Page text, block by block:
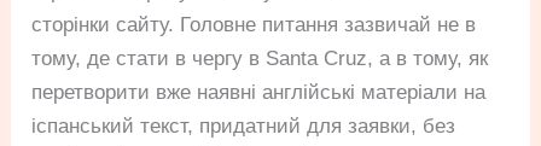
сторінки сайту. Головне питання зазвичай не в
тому, де стати в чергу в Santa Cruz, а в тому, як
перетворити вже наявні англійські матеріали на
іспанський текст, придатний для заявки, без